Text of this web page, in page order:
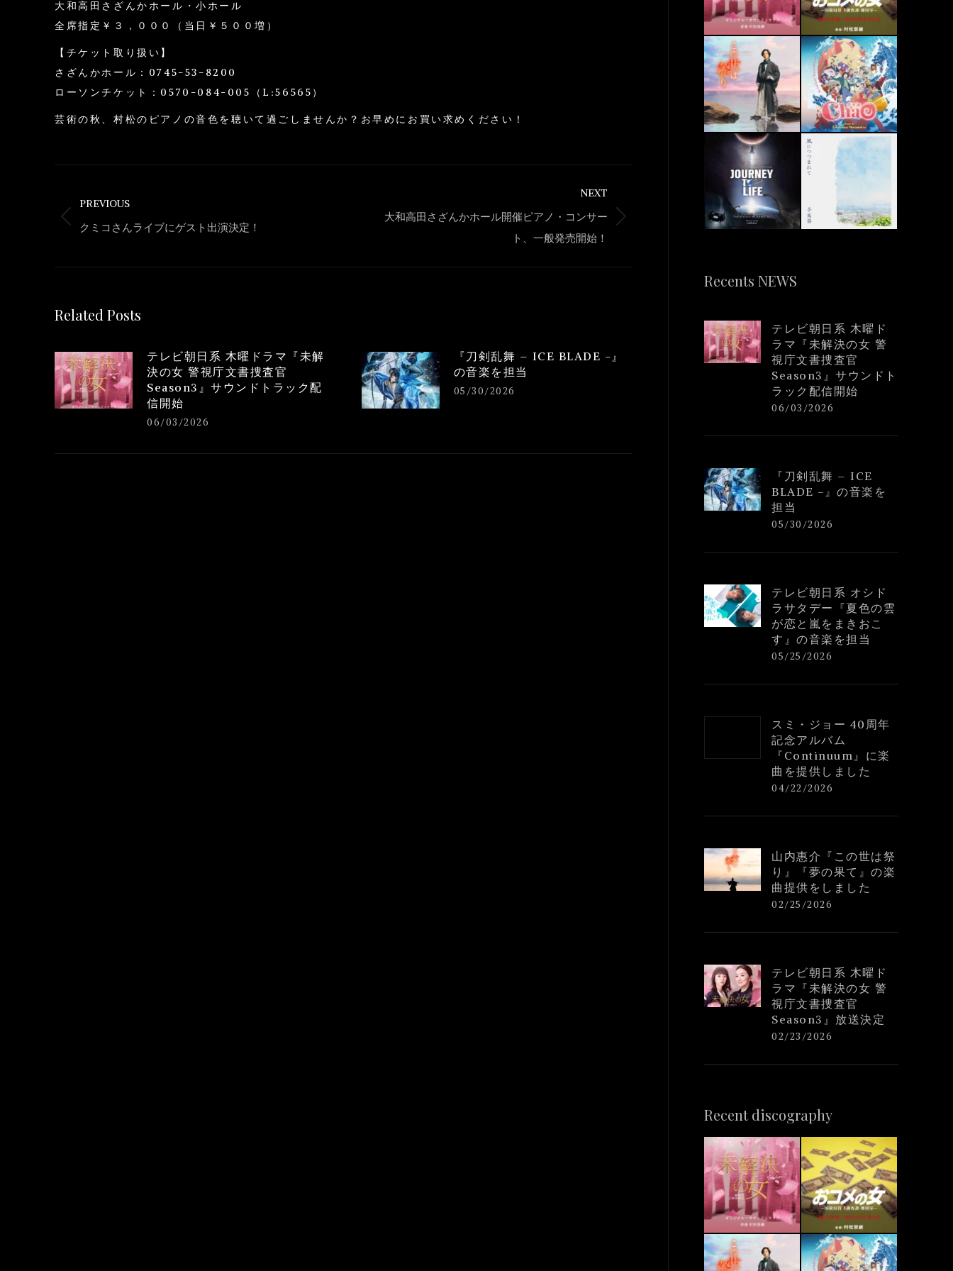
大和高田さざんかホール・小ホール
全席指定￥３，０００（当日￥５００増）
【チケット取り扱い】
さざんかホール：0745-53-8200
ローソンチケット：0570-084-005（L:56565）
芸術の秋、村松のピアノの音色を聴いて過ごしませんか？お早めにお買い求めください！
navigation
PREVIOUS
Previous
クミコさんライブにゲスト出演決定！
NEXT
Next
大和高田さざんかホール開催ピアノ・コンサー
ト、一般発売開始！
Related Posts
テレビ朝日系 木曜ドラマ『未解
決の女 警視庁文書捜査官
Season3』サウンドトラック配
信開始
06/03/2026
『刀剣乱舞 – ICE BLADE -』
の音楽を担当
05/30/2026
Recents NEWS
テレビ朝日系 木曜ド
ラマ『未解決の女 警
視庁文書捜査官
Season3』サウンドト
ラック配信開始
06/03/2026
『刀剣乱舞 – ICE
BLADE -』の音楽を
担当
05/30/2026
テレビ朝日系 オシド
ラサタデー『夏色の雲
が恋と嵐をまきおこ
す』の音楽を担当
05/25/2026
スミ・ジョー 40周年
記念アルバム
『Continuum』に楽
曲を提供しました
04/22/2026
山内惠介『この世は祭
り』『夢の果て』の楽
曲提供をしました
02/25/2026
テレビ朝日系 木曜ド
ラマ『未解決の女 警
視庁文書捜査官
Season3』放送決定
02/23/2026
Recent discography